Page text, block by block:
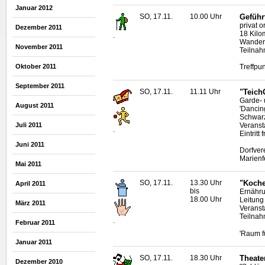
Januar 2012
Dezember 2011
November 2011
Oktober 2011
September 2011
August 2011
Juli 2011
Juni 2011
Mai 2011
April 2011
März 2011
Februar 2011
Januar 2011
Dezember 2010
.
SO, 17.11. 10.00 Uhr
privat
18
SO, 17.11. 11.11 Uhr
Garde-
'
Eintritt
.
SO, 17.11.
13.30 Uhr
bis
18.00 Uhr
'Raum
SO, 17.11. 18.30 Uhr